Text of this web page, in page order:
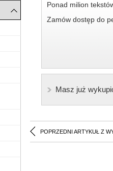
Ponad milion
Zamów dostęp do
Masz już
POPRZEDNI ARTYKUŁ Z